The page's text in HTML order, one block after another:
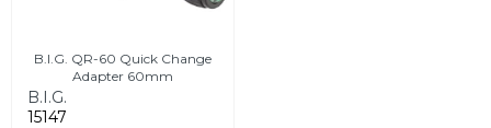
B.I.G. QR-60 Quick Change
Adapter 60mm
B.I.G.
15147